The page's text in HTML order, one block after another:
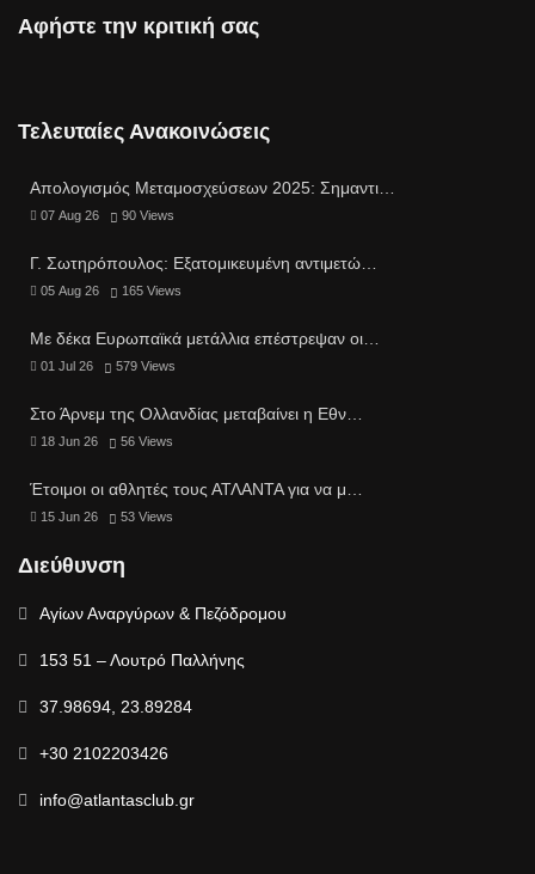
Αφήστε την κριτική σας
Τελευταίες Ανακοινώσεις
Απολογισμός Μεταμοσχεύσεων 2025: Σημαντι…
07 Aug 26 90 Views
Γ. Σωτηρόπουλος: Eξατομικευμένη αντιμετώ…
05 Aug 26 165 Views
Με δέκα Ευρωπαϊκά μετάλλια επέστρεψαν οι…
01 Jul 26 579 Views
Στο Άρνεμ της Ολλανδίας μεταβαίνει η Εθν…
18 Jun 26 56 Views
Έτοιμοι οι αθλητές τους ΑΤΛΑΝΤΑ για να μ…
15 Jun 26 53 Views
Διεύθυνση
Αγίων Αναργύρων & Πεζόδρομου
153 51 – Λουτρό Παλλήνης
37.98694, 23.89284
+30 2102203426
info@atlantasclub.gr